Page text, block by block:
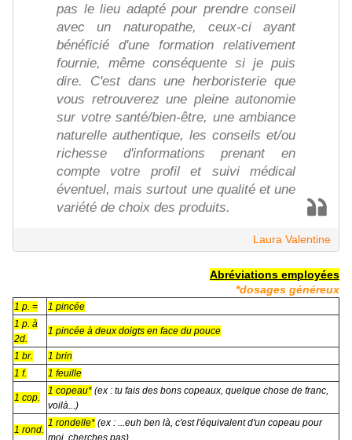
pas le lieu adapté pour prendre conseil
avec un naturopathe, ceux-ci ayant
bénéficié d'une formation relativement
fournie, même conséquente si je puis
dire. C'est dans une herboristerie que
vous retrouverez une pleine autonomie
sur votre santé/bien-être, une ambiance
naturelle authentique, les conseils et/ou
richesse d'informations prenant en
compte votre profil et suivi médical
éventuel, mais surtout une qualité et une
variété de choix des produits.
Laura Valentine
Abréviations employées
*dosages généreux
1 p. =
1 pincée
1 p. à
2d.
1 pincée à deux doigts en face du pouce
1 br.
1 brin
1 f.
1 feuille
1 cop.
1 copeau* (ex : tu fais des bons copeaux, quelque chose de franc,
voilà...)
1 rond.
1 rondelle* (ex : ...euh ben là, c'est l'équivalent d'un copeau pour
moi, cherches pas)